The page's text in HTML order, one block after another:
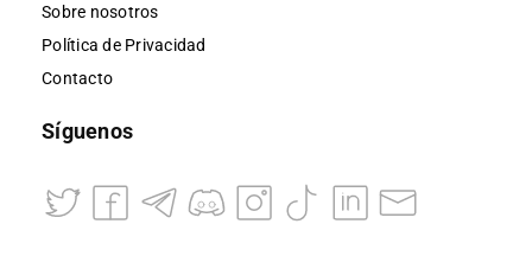
Sobre nosotros
Política de Privacidad
Contacto
Síguenos